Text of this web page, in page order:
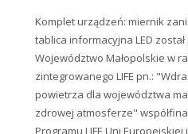
Komplet urządzeń: miernik
tablica informacyjna LED
Województwo Małopolskie w
zintegrowanego LIFE pn.:
powietrza dla województwa
zdrowej atmosferze"
Programu LIFE Uni